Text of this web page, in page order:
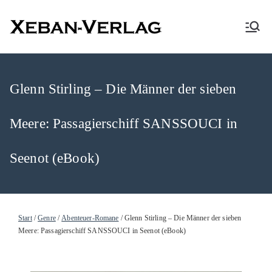
XEBAN-Verlag
Glenn Stirling – Die Männer der sieben
Meere: Passagierschiff SANSSOUCI in
Seenot (eBook)
Start/Genre/Abenteuer-Romane / Glenn Stirling – Die Männer der sieben
Meere: Passagierschiff SANSSOUCI in Seenot (eBook)